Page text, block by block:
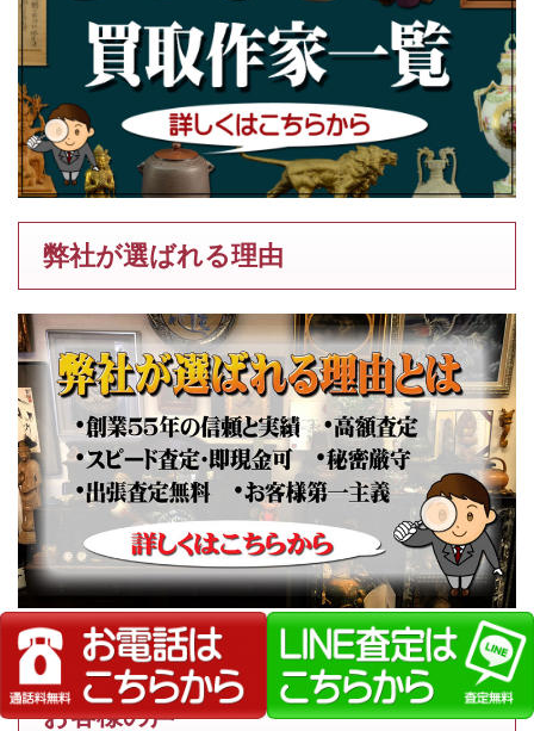
弊社が選ばれる理由
谷本ためひろの作品を高価買取いたします【画家】
お客様の声